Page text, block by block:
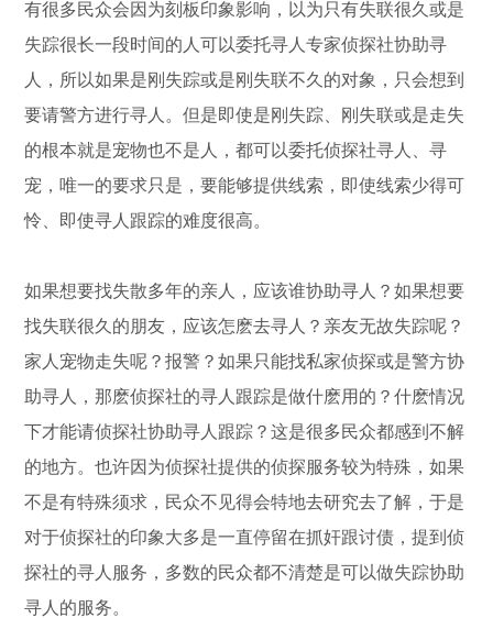
有很多民众会因为刻板印象影响，以为只有失联很久或是
失踪很长一段时间的人可以委托寻人专家侦探社协助寻
人，所以如果是刚失踪或是刚失联不久的对象，只会想到
要请警方进行寻人。但是即使是刚失踪、刚失联或是走失
的根本就是宠物也不是人，都可以委托侦探社寻人、寻
宠，唯一的要求只是，要能够提供线索，即使线索少得可
怜、即使寻人跟踪的难度很高。
如果想要找失散多年的亲人，应该谁协助寻人？如果想要
找失联很久的朋友，应该怎麽去寻人？亲友无故失踪呢？
家人宠物走失呢？报警？如果只能找私家侦探或是警方协
助寻人，那麽侦探社的寻人跟踪是做什麽用的？什麽情况
下才能请侦探社协助寻人跟踪？这是很多民众都感到不解
的地方。也许因为侦探社提供的侦探服务较为特殊，如果
不是有特殊须求，民众不见得会特地去研究去了解，于是
对于侦探社的印象大多是一直停留在抓奸跟讨债，提到侦
探社的寻人服务，多数的民众都不清楚是可以做失踪协助
寻人的服务。